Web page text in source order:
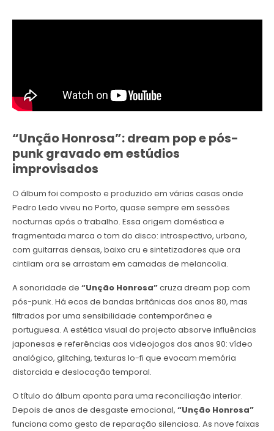
“Unção Honrosa”: dream pop e pós-
punk gravado em estúdios
improvisados
O álbum foi composto e produzido em várias casas onde
Pedro Ledo viveu no Porto, quase sempre em sessões
nocturnas após o trabalho. Essa origem doméstica e
fragmentada marca o tom do disco: introspectivo, urbano,
com guitarras densas, baixo cru e sintetizadores que ora
cintilam ora se arrastam em camadas de melancolia.
A sonoridade de “Unção Honrosa”cruza dream pop com
pós-punk. Há ecos de bandas britânicas dos anos 80, mas
filtrados por uma sensibilidade contemporânea e
portuguesa. A estética visual do projecto absorve influências
japonesas e referências aos videojogos dos anos 90: vídeo
analógico, glitching, texturas lo-fi que evocam memória
distorcida e deslocação temporal.
O título do álbum aponta para uma reconciliação interior.
Depois de anos de desgaste emocional, “Unção Honrosa”
funciona como gesto de reparação silenciosa. As nove faixas